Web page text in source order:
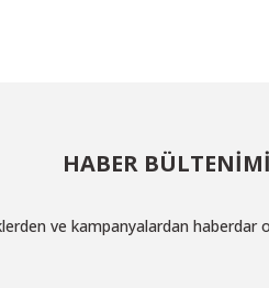
HABER
ve kampanyalardan